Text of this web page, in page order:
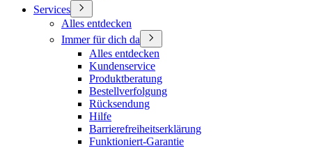
Services
Alles entdecken
Immer für dich da
Alles entdecken
Kundenservice
Produktberatung
Bestellverfolgung
Rücksendung
Hilfe
Barrierefreiheitserklärung
Funktioniert-Garantie